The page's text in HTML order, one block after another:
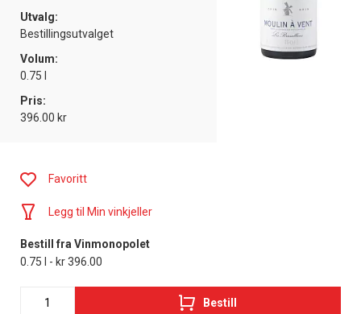
Utvalg:
Bestillingsutvalget
Volum:
0.75 l
Pris:
396.00 kr
Favoritt
Legg til Min vinkjeller
Bestill fra Vinmonopolet
0.75 l - kr 396.00
Bestill